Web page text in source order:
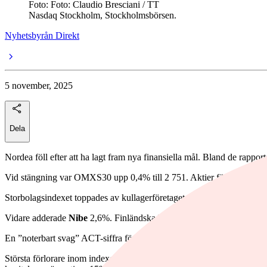
Foto: Foto: Claudio Bresciani / TT
Nasdaq Stockholm, Stockholmsbörsen.
Nyhetsbyrån Direkt
5 november, 2025
Dela
Nordea föll efter att ha lagt fram nya finansiella mål. Bland de
Vid stängning var OMXS30 upp 0,4% till 2 751. Aktier för 19
Storbolagsindexet toppades av kullagerföretaget
Vidare adderade Nibe 2,6%. FinländskaInderes
En ”noterbart svag” ACT-siffra för oktober verkade inte tynga
Största förlorare inom indexet var